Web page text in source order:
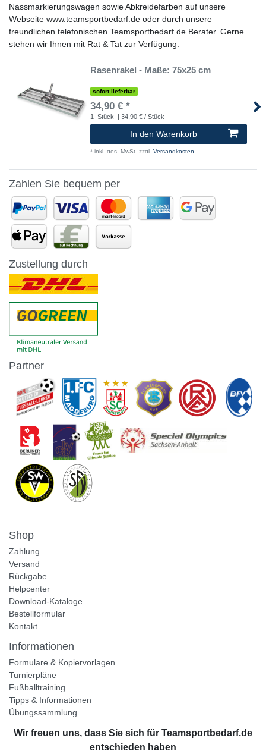
Nassmarkierungswagen sowie Abkreidefarben auf unsere
Webseite www.teamsportbedarf.de oder durch unsere
freundlichen telefonischen Teamsportbedarf.de Berater. Gerne
stehen wir Ihnen mit Rat & Tat zur Verfügung.
Rasenrakel - Maße: 75x25 cm
sofort lieferbar
34,90 € *
1 Stück | 34,90 € / Stück
In den Warenkorb
* inkl. ges. MwSt. zzgl. Versandkosten
Zahlen Sie bequem per
Zustellung durch
Partner
Shop
Zahlung
Versand
Rückgabe
Helpcenter
Download-Kataloge
Bestellformular
Kontakt
Informationen
Formulare & Kopiervorlagen
Turnierpläne
Fußballtraining
Tipps & Informationen
Übungssammlung
Unternehmen